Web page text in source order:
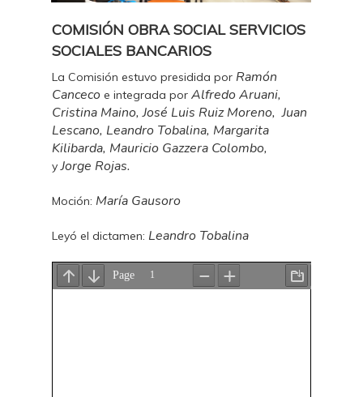
COMISIÓN OBRA SOCIAL SERVICIOS
SOCIALES BANCARIOS
La Comisión estuvo presidida por Ramón
Canceco e integrada porAlfredo Aruani,
Cristina Maino, José Luis Ruiz Moreno, Juan
Lescano, Leandro Tobalina, Margarita
Kilibarda, Mauricio Gazzera Colombo,
yJorge Rojas.
Moción: María Gausoro
Leyó el dictamen: Leandro Tobalina